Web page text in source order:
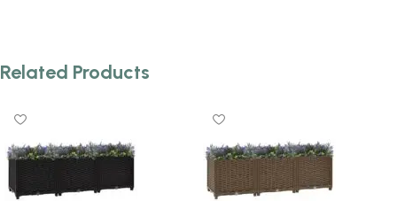
Related Products